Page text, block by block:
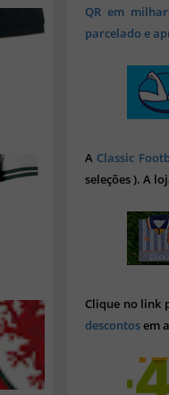
QR em
parcelado e
A Classic
seleções ). A
Clique no link
descontosem